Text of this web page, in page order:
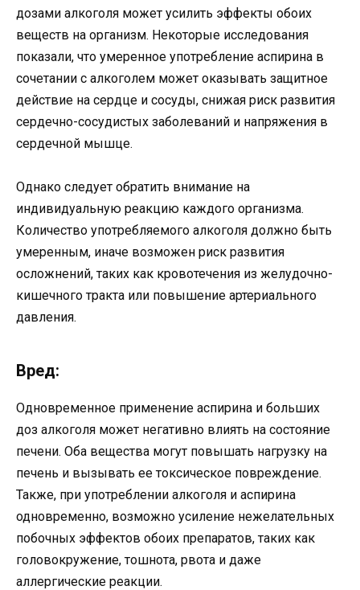
дозами алкоголя может усилить эффекты обоих
веществ на организм. Некоторые исследования
показали, что умеренное употребление аспирина в
сочетании с алкоголем может оказывать защитное
действие на сердце и сосуды, снижая риск развития
сердечно-сосудистых заболеваний и напряжения в
сердечной мышце.
Однако следует обратить внимание на
индивидуальную реакцию каждого организма.
Количество употребляемого алкоголя должно быть
умеренным, иначе возможен риск развития
осложнений, таких как кровотечения из желудочно-
кишечного тракта или повышение артериального
давления.
Вред:
Одновременное применение аспирина и больших
доз алкоголя может негативно влиять на состояние
печени. Оба вещества могут повышать нагрузку на
печень и вызывать ее токсическое повреждение.
Также, при употреблении алкоголя и аспирина
одновременно, возможно усиление нежелательных
побочных эффектов обоих препаратов, таких как
головокружение, тошнота, рвота и даже
аллергические реакции.